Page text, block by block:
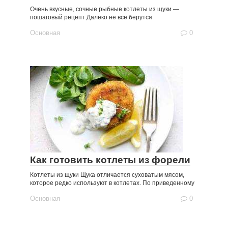
Очень вкусные, сочные рыбные котлеты из щуки —
пошаговый рецепт Далеко не все берутся
Основная 0
Как готовить котлеты из форели
Котлеты из щуки Щука отличается суховатым мясом,
которое редко используют в котлетах. По приведенному
Основная 0